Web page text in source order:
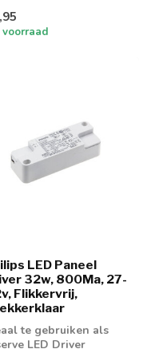
voorraad
LED Paneel
32w, 800Ma, 27-
Flikkervrij,
te gebruiken als
LED Driver